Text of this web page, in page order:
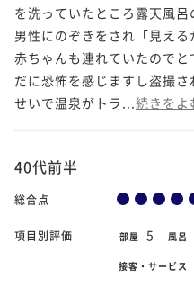
を洗っていたところ露天風
男性にのぞきをされ「見え
赤ちゃんも連れていたので
だに恐怖を感じますし盗撮
せいで温泉がトラ... 続きをよ
40代前半
総合点
項目別評価 部屋 5 風呂
接客・サービス